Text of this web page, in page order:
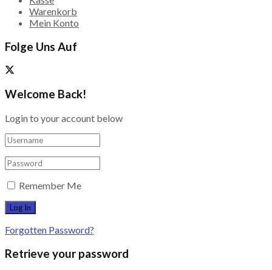
Warenkorb
Mein Konto
Folge Uns Auf
Welcome Back!
Login to your account below
Remember Me
Forgotten Password?
Retrieve your password